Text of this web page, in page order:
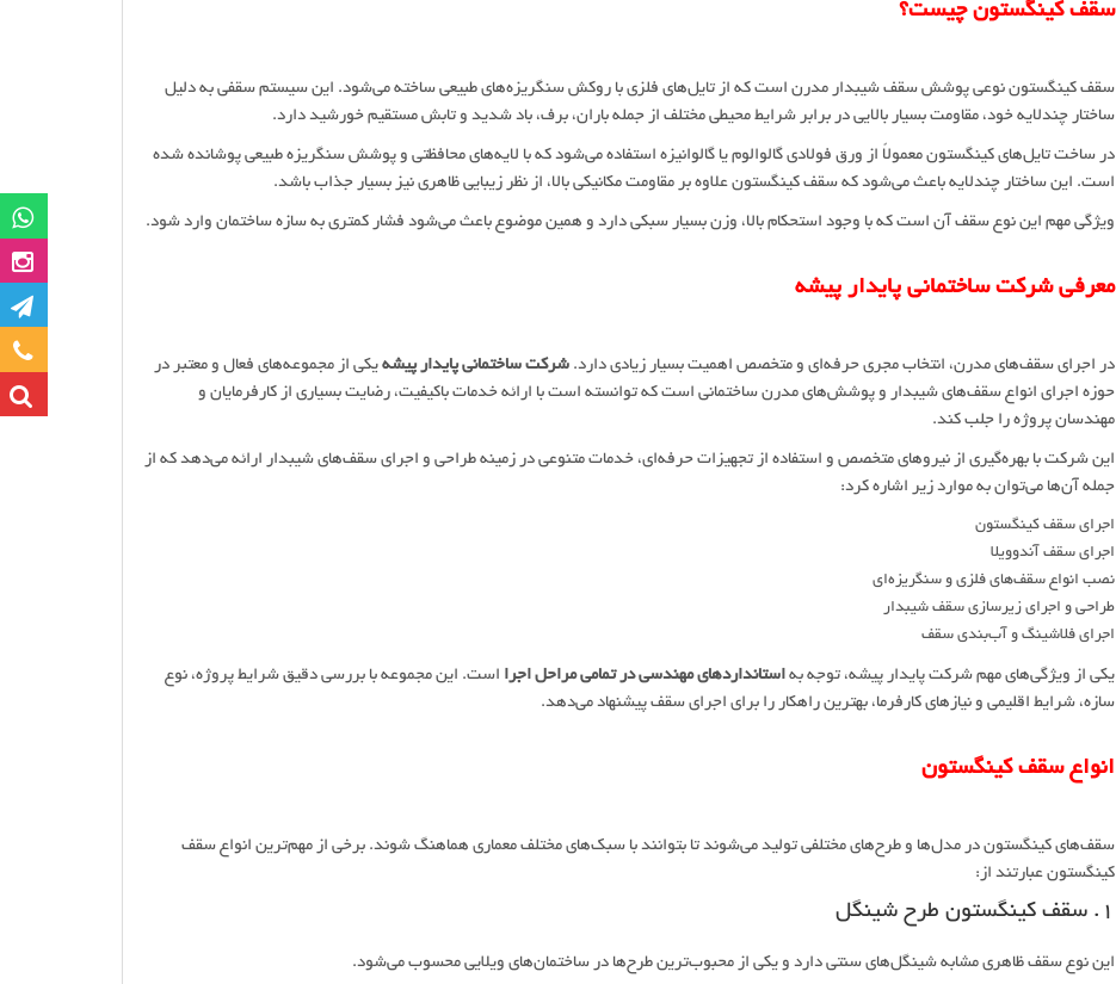
سقف کینگستون چیست؟
سقف کینگستون نوعی پوشش سقف شیبدار مدرن است که از تایل‌های فلزی با روکش سنگریزه‌های طبیعی ساخته می‌شود. این سیستم سقفی به دلیل
ساختار چندلایه خود، مقاومت بسیار بالایی در برابر شرایط محیطی مختلف از جمله باران، برف، باد شدید و تابش مستقیم خورشید دارد.
در ساخت تایل‌های کینگستون معمولاً از ورق فولادی گالوالوم یا گالوانیزه استفاده می‌شود که با لایه‌های محافظتی و پوشش سنگریزه طبیعی پوشانده شده
است. این ساختار چندلایه باعث می‌شود که سقف کینگستون علاوه بر مقاومت مکانیکی بالا، از نظر زیبایی ظاهری نیز بسیار جذاب باشد.
ویژگی مهم این نوع سقف آن است که با وجود استحکام بالا، وزن بسیار سبکی دارد و همین موضوع باعث می‌شود فشار کمتری به سازه ساختمان وارد شود.
معرفی شرکت ساختمانی پایدار پیشه
در اجرای سقف‌های مدرن، انتخاب مجری حرفه‌ای و متخصص اهمیت بسیار زیادی دارد.شرکت ساختمانی پایدار پیشه یکی از مجموعه‌های فعال و معتبر در
حوزه اجرای انواع سقف‌های شیبدار و پوشش‌های مدرن ساختمانی است که توانسته است با ارائه خدمات باکیفیت، رضایت بسیاری از کارفرمایان و
مهندسان پروژه را جلب کند.
این شرکت با بهره‌گیری از نیروهای متخصص و استفاده از تجهیزات حرفه‌ای، خدمات متنوعی در زمینه طراحی و اجرای سقف‌های شیبدار ارائه می‌دهد که از
جمله آن‌ها می‌توان به موارد زیر اشاره کرد:
اجرای سقف کینگستون
اجرای سقف آندوویلا
نصب انواع سقف‌های فلزی و سنگریزه‌ای
طراحی و اجرای زیرسازی سقف شیبدار
اجرای فلاشینگ و آب‌بندی سقف
یکی از ویژگی‌های مهم شرکت پایدار پیشه، توجه بهاستانداردهای مهندسی در تمامی مراحل اجرا است. این مجموعه با بررسی دقیق شرایط پروژه، نوع
سازه، شرایط اقلیمی و نیازهای کارفرما، بهترین راهکار را برای اجرای سقف پیشنهاد می‌دهد.
انواع سقف کینگستون
سقف‌های کینگستون در مدل‌ها و طرح‌های مختلفی تولید می‌شوند تا بتوانند با سبک‌های مختلف معماری هماهنگ شوند. برخی از مهم‌ترین انواع سقف
کینگستون عبارتند از:
1. سقف کینگستون طرح شینگل
این نوع سقف ظاهری مشابه شینگل‌های سنتی دارد و یکی از محبوب‌ترین طرح‌ها در ساختمان‌های ویلایی محسوب می‌شود.